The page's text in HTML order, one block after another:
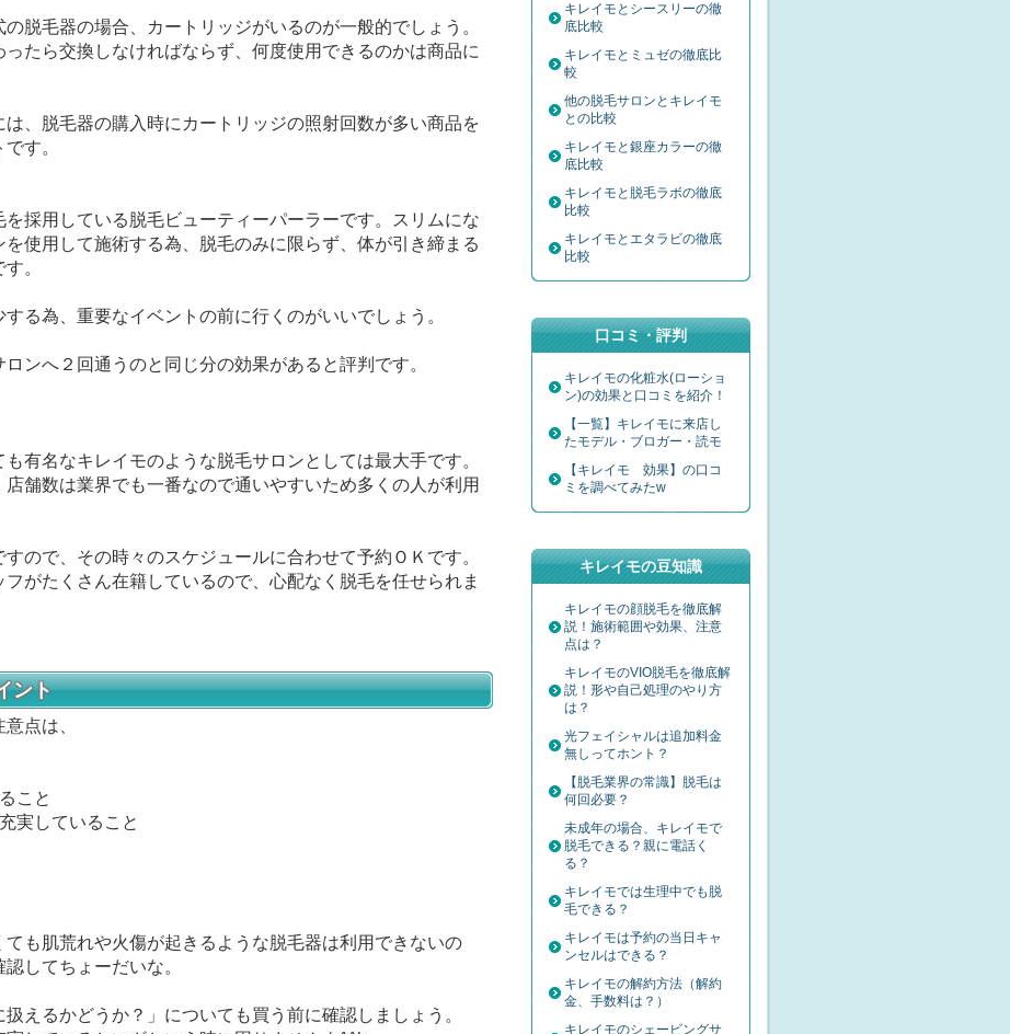
脱毛器の場合、カートリッジがいるのが一般的でしょう。
ったら交換しなければならず、何度使用できるのかは商品に
、脱毛器の購入時にカートリッジの照射回数が多い商品を
す。
採用している脱毛ビューティーパーラーです。スリムにな
を使用して施術する為、脱毛のみに限らず、体が引き締まる
。
る為、重要なイベントの前に行くのがいいでしょう。
ンへ２回通うのと同じ分の効果があると評判です。
有名なキレイモのような脱毛サロンとしては最大手です。
舗数は業界でも一番なので通いやすいため多くの人が利用
ので、その時々のスケジュールに合わせて予約ＯＫです。
がたくさん在籍しているので、心配なく脱毛を任せられま
ント
点は、
こと
実していること
ても肌荒れや火傷が起きるような脱毛器は利用できないの
してちょーだいな。
えるかどうか？」についても買う前に確認しましょう。
キレイモとシースリーの徹
底比較
キレイモとミュゼの徹底比
較
他の脱毛サロンとキレイモ
との比較
キレイモと銀座カラーの徹
底比較
キレイモと脱毛ラボの徹底
比較
キレイモとエタラビの徹底
比較
口コミ・評判
キレイモの化粧水(ローショ
ン)の効果と口コミを紹介！
【一覧】キレイモに来店し
たモデル・ブロガー・読モ
【キレイモ 効果】の口コ
ミを調べてみたw
キレイモの豆知識
キレイモの顔脱毛を徹底解
説！施術範囲や効果、注意
点は？
キレイモのVIO脱毛を徹底解
説！形や自己処理のやり方
は？
光フェイシャルは追加料金
無しってホント？
【脱毛業界の常識】脱毛は
何回必要？
未成年の場合、キレイモで
脱毛できる？親に電話く
る？
キレイモでは生理中でも脱
毛できる？
キレイモは予約の当日キャ
ンセルはできる？
キレイモの解約方法（解約
金、手数料は？）
キレイモのシェービングサ